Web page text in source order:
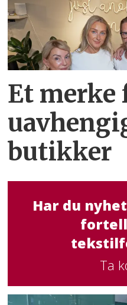
Et merke
butikker
Har du
Ta